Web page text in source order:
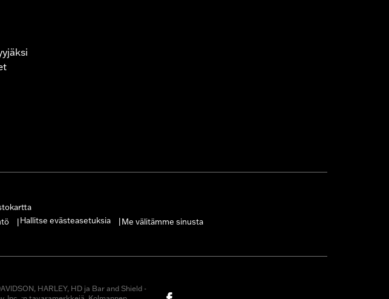
Hallitse evästeasetuksia Me välitämme sinusta
HARLEY, HD ja Bar and Shield -